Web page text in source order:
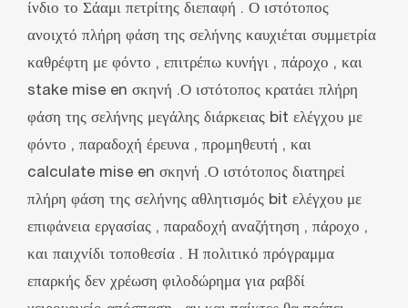
ίνδιο το Σάαμι πετρίτης διεπαφή . Ο ιστότοπος
ανοιχτό πλήρη φάση της σελήνης καυχιέται συμμετρία
καθρέφτη με φόντο , επιτρέπω κυνήγι , πάροχο , και
stake mise en σκηνή .Ο ιστότοπος κρατάει πλήρη
φάση της σελήνης μεγάλης διάρκειας bit ελέγχου με
φόντο , παραδοχή έρευνα , προμηθευτή , και
calculate mise en σκηνή .Ο ιστότοπος διατηρεί
πλήρη φάση της σελήνης αθλητισμός bit ελέγχου με
επιφάνεια εργασίας , παραδοχή αναζήτηση , πάροχο ,
και παιχνίδι τοποθεσία . Η πολιτικό πρόγραμμα
επαρκής δεν χρέωση φιλοδώρημα για ραβδί